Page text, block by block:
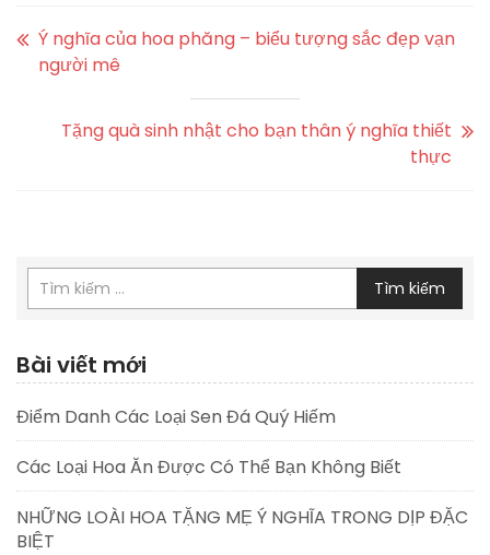
Ý nghĩa của hoa phăng – biểu tượng sắc đẹp vạn
người mê
Tặng quà sinh nhật cho bạn thân ý nghĩa thiết
thực
Tìm kiếm
Bài viết mới
Điểm Danh Các Loại Sen Đá Quý Hiếm
Các Loại Hoa Ăn Được Có Thể Bạn Không Biết
NHỮNG LOÀI HOA TẶNG MẸ Ý NGHĨA TRONG DỊP ĐẶC
BIỆT